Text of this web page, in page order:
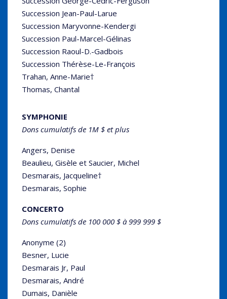
Succession Jean-Paul-Larue
Succession Maryvonne-Kendergi
Succession Paul-Marcel-Gélinas
Succession Raoul-D.-Gadbois
Succession Thérèse-Le-François
Trahan, Anne-Marie†
Thomas, Chantal
SYMPHONIE
Dons cumulatifs de 1M $ et plus
Angers, Denise
Beaulieu, Gisèle et Saucier, Michel
Desmarais, Jacqueline†
Desmarais, Sophie
CONCERTO
Dons cumulatifs de 100 000 $ à 999 999 $
Anonyme (2)
Besner, Lucie
Desmarais Jr, Paul
Desmarais, André
Dumais, Danièle